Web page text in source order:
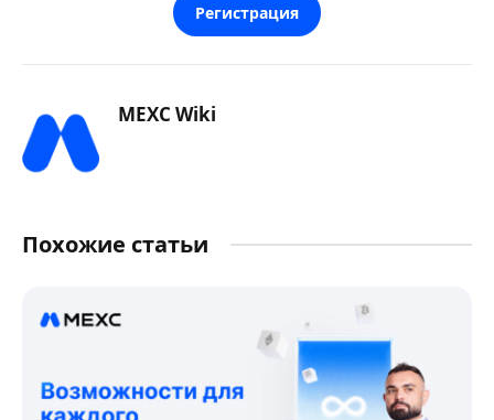
Регистрация
MEXC Wiki
Похожие статьи